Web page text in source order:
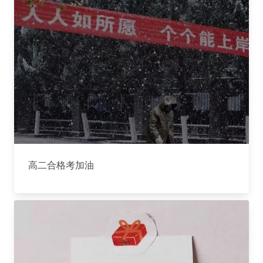
高二合格考加油